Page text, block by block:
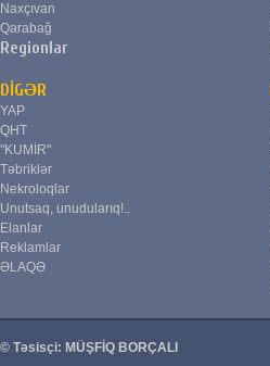
Naxçıvan
Qarabağ
Regionlar
DİGƏR
YAP
QHT
"KUMİR"
Təbriklər
Nekroloqlar
Unutsaq, unudularıq!..
Elanlar
Reklamlar
ƏLAQƏ
© Təsisçi: MÜŞFİQ BORÇALI